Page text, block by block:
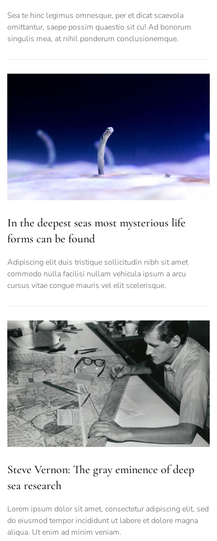
Sea te hinc legimus omnesque, per et dicat scaevola
omittantur, saepe possim quaestio sit cu! Ad bonorum
singulis mea, at nihil ponderum conclusionemque.
In the deepest seas most mysterious life
forms can be found
Adipiscing elit duis tristique sollicitudin nibh sit amet
commodo nulla facilisi nullam vehicula ipsum a arcu
cursus vitae congue mauris vel elit scelerisque.
Steve Vernon: The gray eminence of deep
sea research
Lorem ipsum dolor sit amet, consectetur adipiscing elit, sed
do eiusmod tempor incididunt ut labore et dolore magna
aliqua. Ut enim ad minim veniam.